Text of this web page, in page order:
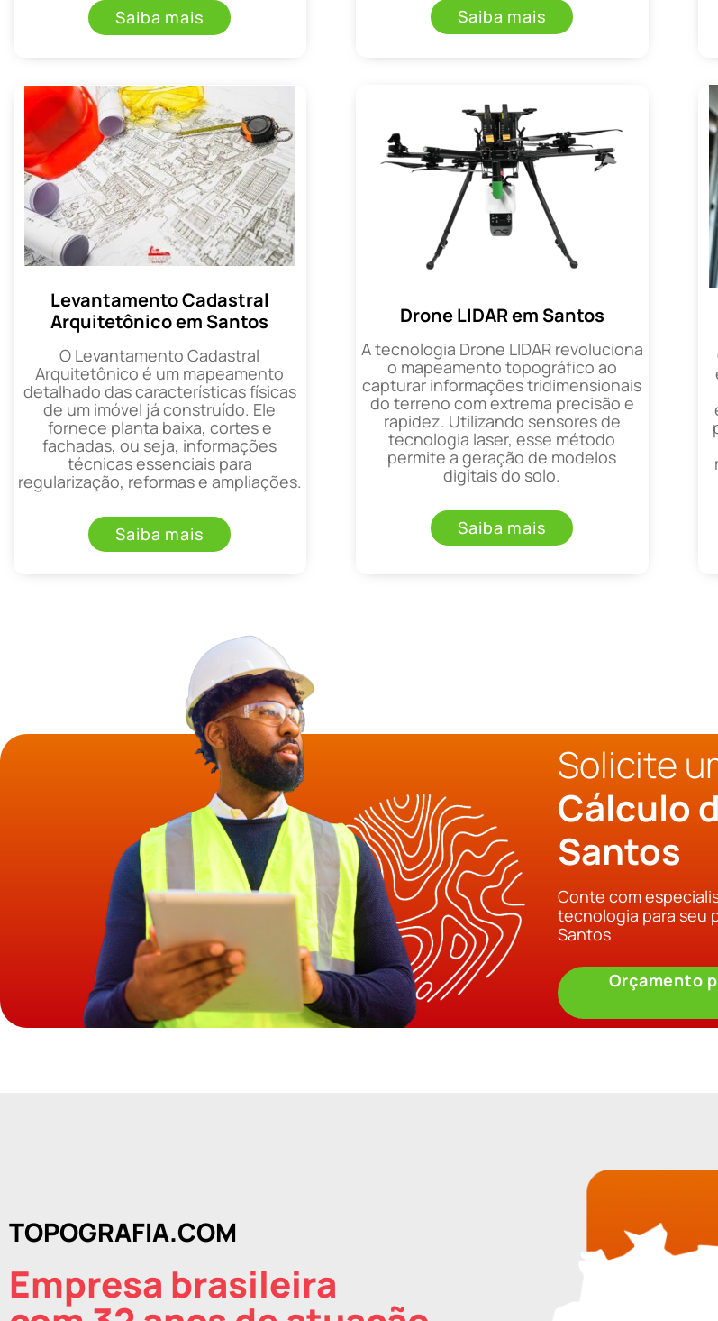
Saiba mais Saiba mais
Levantamento Cadastral
Arquitetônico em Santos
O Levantamento Cadastral
Arquitetônico é um mapeamento
detalhado das características físicas
de um imóvel já construído. Ele
fornece planta baixa, cortes e
fachadas, ou seja, informações
técnicas essenciais para
regularização, reformas e ampliações.
Saiba mais
Drone LIDAR em Santos
A tecnologia Drone LIDAR revoluciona
o mapeamento topográfico ao
capturar informações tridimensionais
do terreno com extrema precisão e
rapidez. Utilizando sensores de
tecnologia laser, esse método
permite a geração de modelos
digitais do solo.
Saiba mais
Solicite
Cálculo
Santos
Conte com
tecnologia para seu
Santos
Orçamento
TOPOGRAFIA.COM
Empresa brasileira